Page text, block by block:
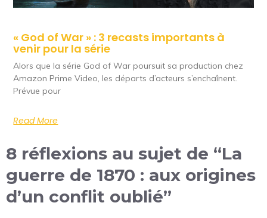
« God of War » : 3 recasts importants à
venir pour la série
Alors que la série God of War poursuit sa production chez
Amazon Prime Video, les départs d’acteurs s’enchaînent.
Prévue pour
Read More
8 réflexions au sujet de “La
guerre de 1870 : aux origines
d’un conflit oublié”